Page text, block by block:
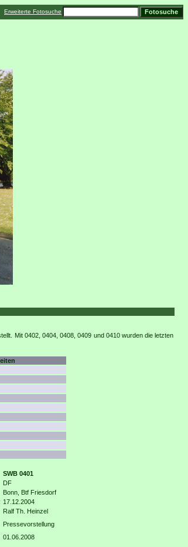
Erweiterte Fotosuche
Mit 0402, 0404, 0408, 0409 und 0410 wurden die letzten
SWB 0401
DF
Bonn, Btf Friesdorf
17.12.2004
Ralf Th. Heinzel
Pressevorstellung
01.06.2008